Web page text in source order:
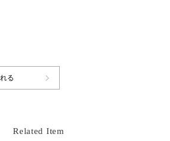
Related Item